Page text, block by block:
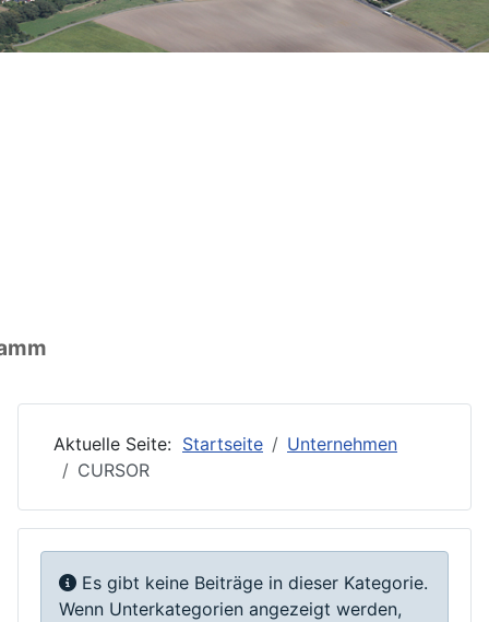
Aktuelle Seite: Startseite
Unternehmen
CURSOR
Information
Es gibt keine Beiträge in dieser Kategorie.
Wenn Unterkategorien angezeigt werden,